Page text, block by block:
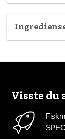
Visste du